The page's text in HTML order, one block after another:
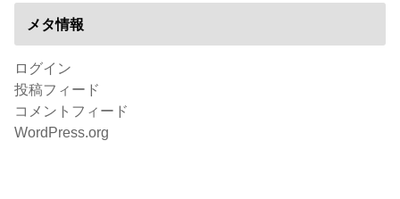
メタ情報
ログイン
投稿フィード
コメントフィード
WordPress.org